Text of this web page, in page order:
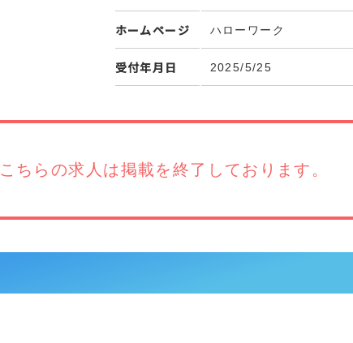
ホームページ ハローワーク
受付年月日 2025/5/25
こちらの求人は掲載を終了しております。